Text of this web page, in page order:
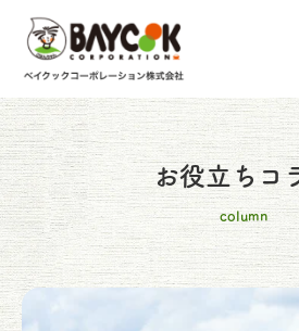
お役立ちコ
column